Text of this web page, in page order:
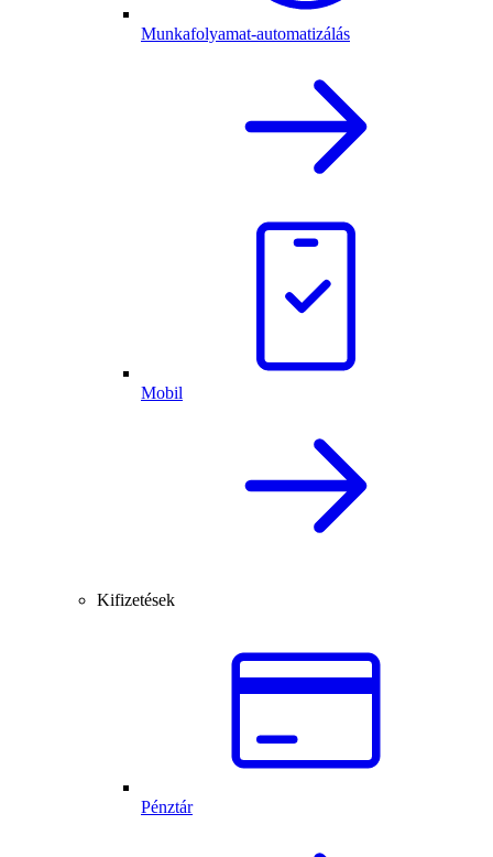
Munkafolyamat-automatizálás
Mobil
Kifizetések
Pénztár